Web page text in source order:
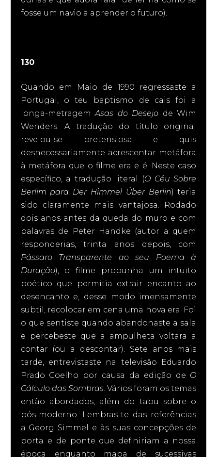
fosse um navio a aprender o futuro).
130
Quando em Maio de 1990 regressaste a
Portugal, o teu baptismo de cais foi a
longa-metragemAsas do Desejo de Wim
Wenders. A tradução do título original
revelou-se pretensiosa e quis
desnecessariamente acrescentar metáfora
à metáfora que o filme era e é. Neste caso
específico, a tradução literal (O Céu Sobre
Berlim para Der Himmel Über Berlin) teria
sido claramente mais vantajosa. Rodado
dois anos antes da queda do muro e com
palavras de Peter Handke (autor a quem
responderias, trinta anos depois, com
Pássaro Transparente ao seu Poema à
Duração), o filme propunha um intuito
poético que permitia extrair encanto ao
desencanto e, desse modo imensamente
subtil, recolocar em cena uma nova era. Foi
o que sentiste quando abandonaste a sala
e percebeste que a ampulheta voltara a
contar (ou a descontar). Sete anos mais
tarde, entrevistaste na televisão Eduardo
Prado Coelho por causa da edição de O
Cálculo das Sombras. Vários foram os temas
então abordados, além do tabu sobre o
pós-moderno. Lembras-te das referências
a Georg Simmel e às suas concepções de
porta e de ponte que definiriam a nossa
época enquanto mapa de sucessivas